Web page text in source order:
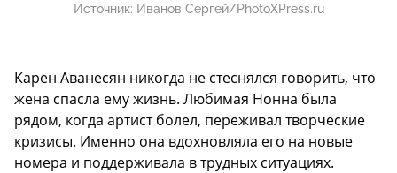
Источник: Иванов Сергей/PhotoXPress.ru
Карен Аванесян никогда не стеснялся говорить, что
жена спасла ему жизнь. Любимая Нонна была
рядом, когда артист болел, переживал творческие
кризисы. Именно она вдохновляла его на новые
номера и поддерживала в трудных ситуациях.